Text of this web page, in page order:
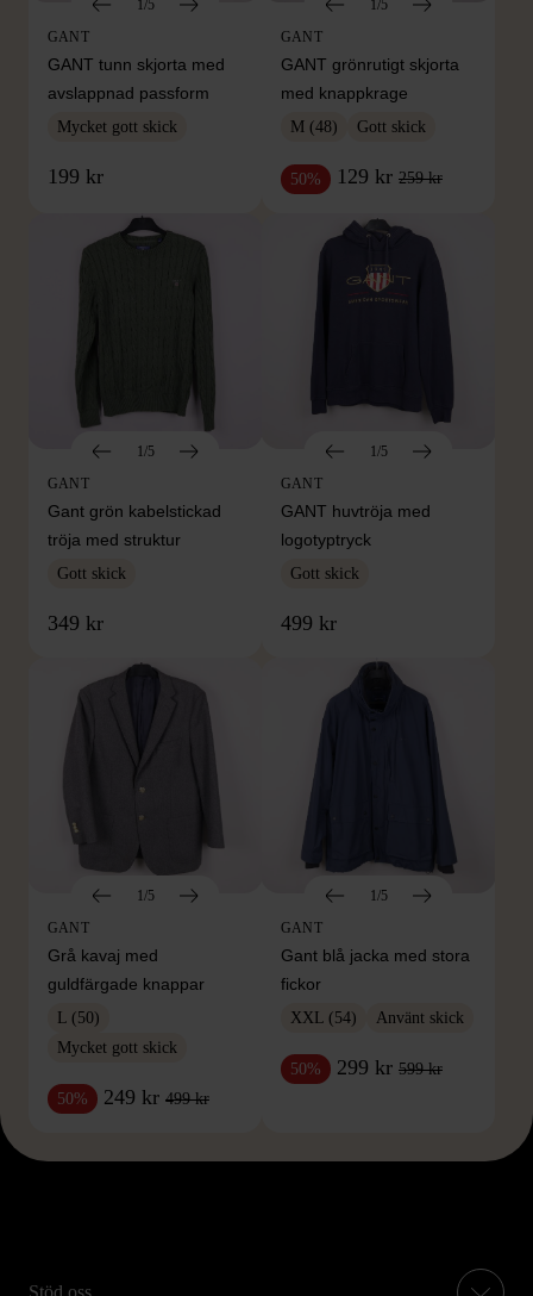
1/5
GANT
GANT tunn skjorta med
avslappnad passform
Mycket gott skick
199 kr
1/5
GANT
GANT grönrutigt skjorta
med knappkrage
M (48) Gott skick
50% 129 kr 259 kr
1/5
GANT
Gant grön kabelstickad
tröja med struktur
Gott skick
349 kr
1/5
GANT
GANT huvtröja med
logotyptryck
Gott skick
499 kr
1/5
GANT
Grå kavaj med
guldfärgade knappar
L (50)
Mycket gott skick
50% 249 kr 499 kr
1/5
GANT
Gant blå jacka med stora
fickor
XXL (54) Använt skick
50% 299 kr 599 kr
Stöd oss